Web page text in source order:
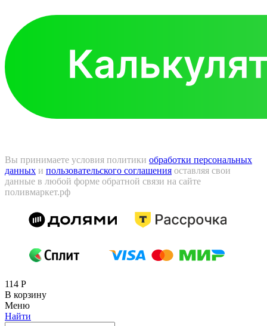
Вы принимаете условия политики обработки персональных
данных и пользовательского соглашения оставляя свои
данные в любой форме обратной связи на сайте
поливмаркет.рф
114 Р
В корзину
Меню
Найти